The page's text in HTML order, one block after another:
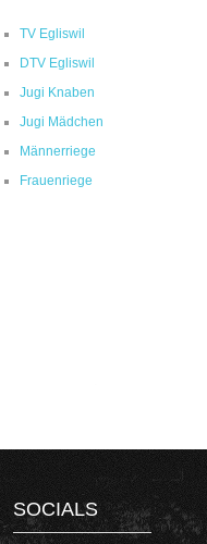
TV Egliswil
DTV Egliswil
Jugi Knaben
Jugi Mädchen
Männerriege
Frauenriege
SOCIALS